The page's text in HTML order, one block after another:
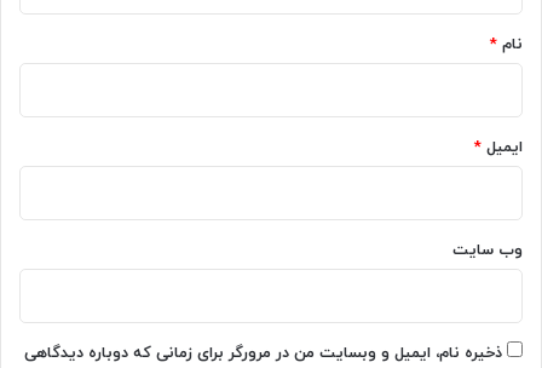
م
ه
ا
ن
پ
ر
ت
ئ
ی
ر
پ
ش‌
ب
نام *
ایمیل *
وب‌ سایت
ذخیره نام، ایمیل و وبسایت من در مرورگر برای زمانی که دوباره دیدگاهی